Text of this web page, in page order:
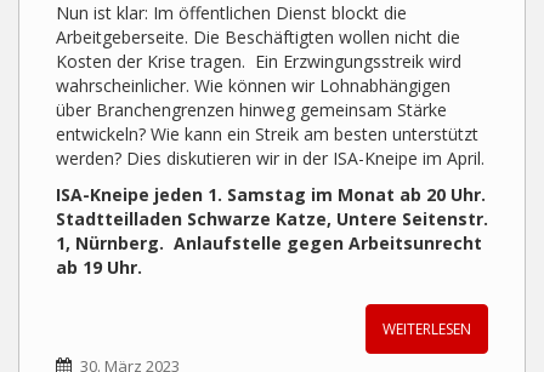
Nun ist klar: Im öffentlichen Dienst blockt die
Arbeitgeberseite. Die Beschäftigten wollen nicht die
Kosten der Krise tragen. Ein Erzwingungsstreik wird
wahrscheinlicher. Wie können wir Lohnabhängigen
über Branchengrenzen hinweg gemeinsam Stärke
entwickeln? Wie kann ein Streik am besten unterstützt
werden? Dies diskutieren wir in der ISA-Kneipe im April.
ISA-Kneipe jeden 1. Samstag im Monat ab 20 Uhr.
Stadtteilladen Schwarze Katze, Untere Seitenstr.
1, Nürnberg. Anlaufstelle gegen Arbeitsunrecht
ab 19 Uhr.
WEITERLESEN
30. März 2023